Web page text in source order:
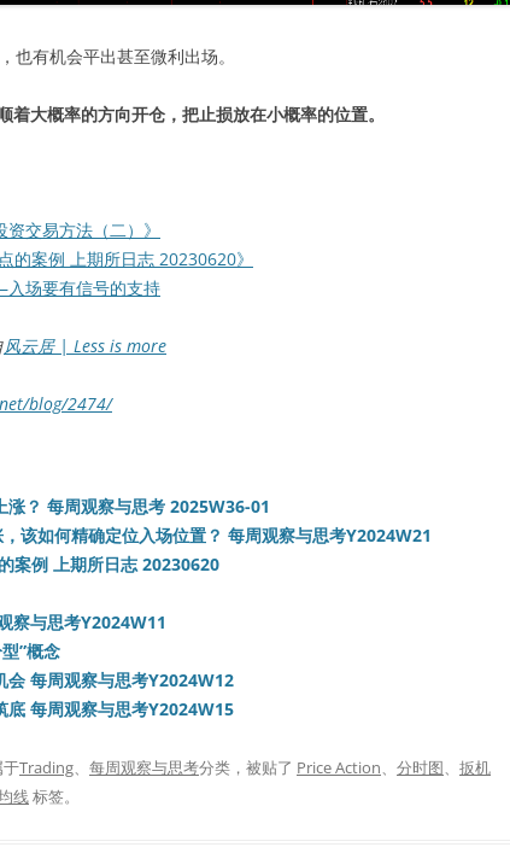
也有机会平出甚至微利出场。
着大概率的方向开仓，把止损放在小概率的位置。
资交易方法（二）》
的案例 上期所日志 20230620》
场要有信号的支持
风云居 | Less is more
blog/2474/
涨？ 每周观察与思考 2025W36-01
该如何精确定位入场位置？ 每周观察与思考Y2024W21
案例 上期所日志 20230620
察与思考Y2024W11
”概念
会 每周观察与思考Y2024W12
底 每周观察与思考Y2024W15
于Trading、 每周观察与思考分类，被贴了 Price Action、 分时图、 扳机
线标签。